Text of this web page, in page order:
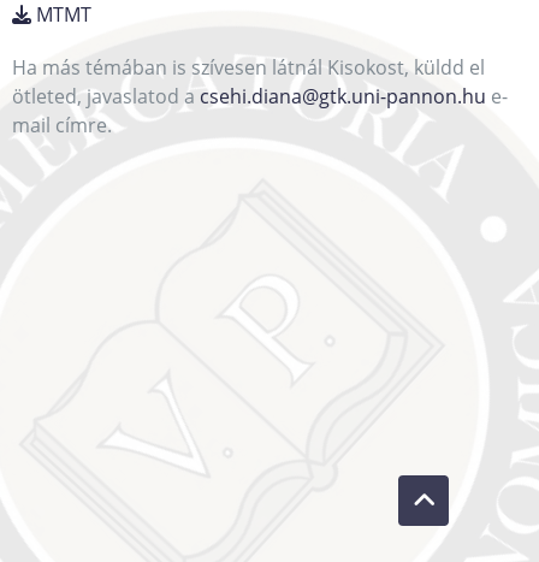
MTMT
Ha más témában is szívesen látnál Kisokost, küldd el
ötleted, javaslatod a csehi.diana@gtk.uni-pannon.hu e-
mail címre.